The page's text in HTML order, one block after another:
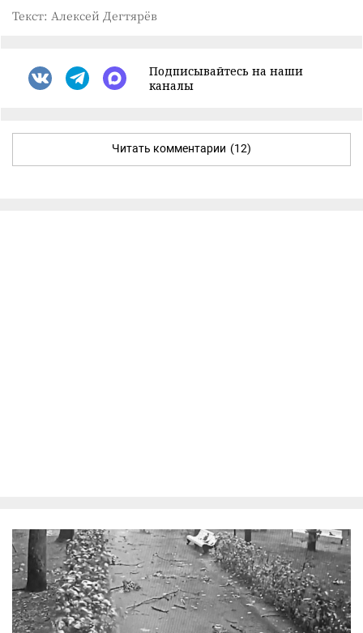
Текст: Алексей Дегтярёв
Подписывайтесь на наши
каналы
Читать комментарии (12)